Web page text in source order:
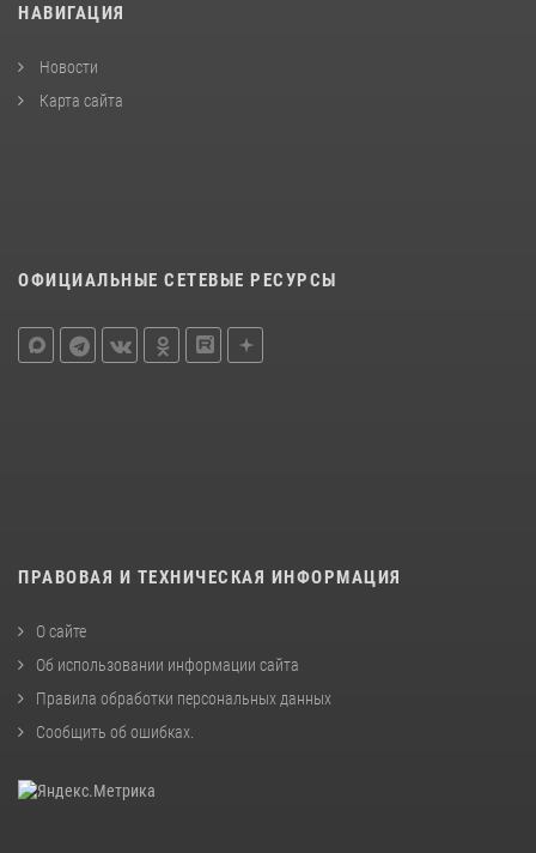
НАВИГАЦИЯ
Новости
Карта сайта
ОФИЦИАЛЬНЫЕ СЕТЕВЫЕ РЕСУРСЫ
ПРАВОВАЯ И ТЕХНИЧЕСКАЯ ИНФОРМАЦИЯ
О сайте
Об использовании информации сайта
Правила обработки персональных данных
Сообщить об ошибках